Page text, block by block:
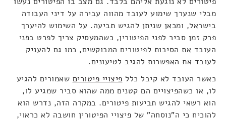
מבלי שנערך שימוע לעובד מהווה עבירה על דיני העבודה
בישראל, ומכאן שניתן להגיש תביעה. על השימוש להיערך
פרק זמן סביר לפני הפיטורין, כשהמעסיק צריך לפרט בפני
העובד את הסיבות לפיטורים המבוקשים, כמו גם להעניק
לעובד את האפשרות להגיב לטיעונים.
כאשר העובד לא קיבל כלל פיצויי פיטורים שאמורים להגיע
לו, או כשהפיצויים הם קטנים ממה שהוא סביר שמגיע לו,
הוא רשאי להגיש תביעות פיטורים. במקרה הזה, נדרש הוא
להוכיח כי ה"נוסחה" של פיצויי הפיטורין חושבה לא כראוי,